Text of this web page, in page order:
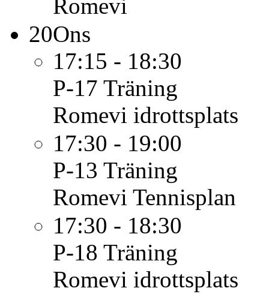
Romevi
20Ons
17:15 - 18:30
P-17 Träning
Romevi idrottsplats
17:30 - 19:00
P-13 Träning
Romevi Tennisplan
17:30 - 18:30
P-18 Träning
Romevi idrottsplats